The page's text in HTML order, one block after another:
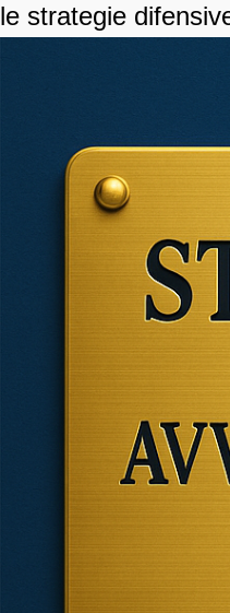
le strategie